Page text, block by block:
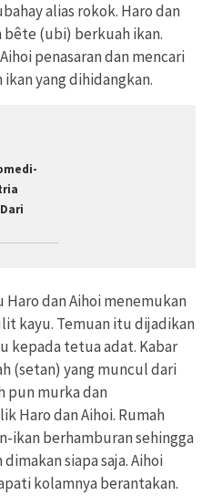
alias rokok. Haro dan
bête (ubi) berkuah ikan.
penasaran dan mencari
yang dihidangkan.
dan Aihoi menemukan
kayu. Temuan itu dijadikan
kepada tetua adat. Kabar
(setan) yang muncul dari
pun murka dan
Haro dan Aihoi. Rumah
ikan berhamburan sehingga
siapa saja. Aihoi
kolamnya berantakan.